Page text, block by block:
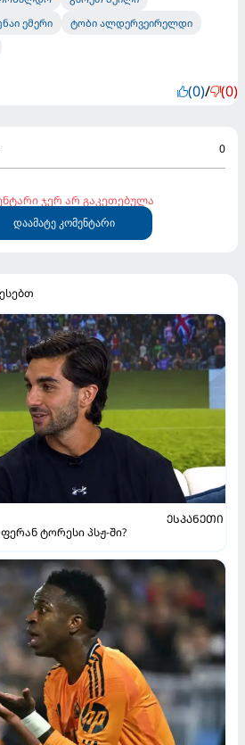
ემერი
ტობი ალდერვეირელდი
(0)/ (0)
0
ჯერ არ გაკეთებულა
დაამატე კომენტარი
ᲔᲡᲞᲐᲜᲔᲗᲘ
ტორესი პსჟ-ში?